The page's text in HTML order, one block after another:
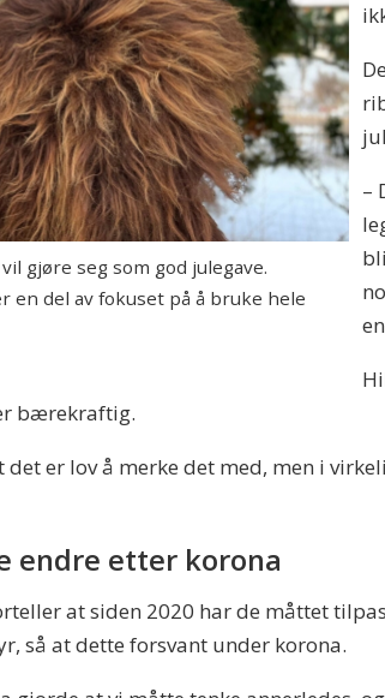
gjøre seg som god julegave.
en del av fokuset på å bruke hele
–
bærekraftig.
er lov å merke det med, men i
endre etter korona
at siden 2020 har de måttet
så at dette forsvant under korona.